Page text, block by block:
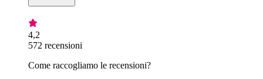
4,2
572 recensioni
Come raccogliamo le recensioni?